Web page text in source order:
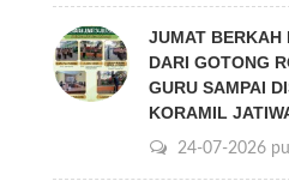
JUMAT BERKAH
DARI GOTONG
GURU SAMPAI
KORAMIL
24-07-2026